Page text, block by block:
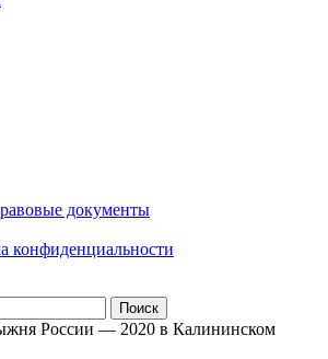
документы
конфиденциальности
России — 2020 в Калининском